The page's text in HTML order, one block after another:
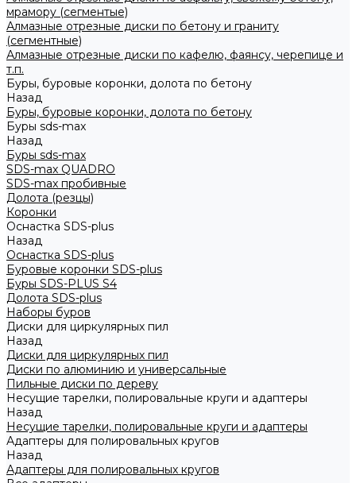
мрамору (сегментые)
Алмазные отрезные диски по бетону и граниту
(сегментные)
Алмазные отрезные диски по кафелю, фаянсу, черепице и
т.п.
Буры, буровые коронки, долота по бетону
Назад
Буры, буровые коронки, долота по бетону
Буры sds-max
Назад
Буры sds-max
SDS-max QUADRO
SDS-max пробивные
Долота (резцы)
Коронки
Оснастка SDS-plus
Назад
Оснастка SDS-plus
Буровые коронки SDS-plus
Буры SDS-PLUS S4
Долота SDS-plus
Наборы буров
Диски для циркулярных пил
Назад
Диски для циркулярных пил
Диски по алюминию и универсальные
Пильные диски по дереву
Несущие тарелки, полировальные круги и адаптеры
Назад
Несущие тарелки, полировальные круги и адаптеры
Адаптеры для полировальных кругов
Назад
Адаптеры для полировальных кругов